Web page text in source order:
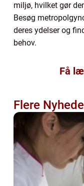
miljø, hvilket gør
Besøg
deres ydelser og
behov.
Få
Flere